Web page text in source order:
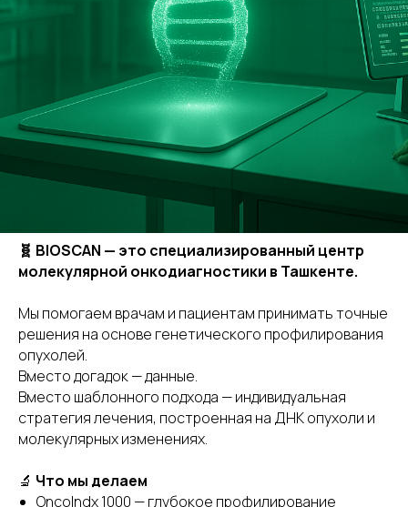
🧬 BIOSCAN — это специализированный центр
молекулярной онкодиагностики в Ташкенте.
Мы помогаем врачам и пациентам принимать точные
решения на основе генетического профилирования
опухолей.
Вместо догадок — данные.
Вместо шаблонного подхода — индивидуальная
стратегия лечения, построенная на ДНК опухоли и
молекулярных изменениях.
🔬 Что мы делаем
OncoIndx 1000 — глубокое профилирование